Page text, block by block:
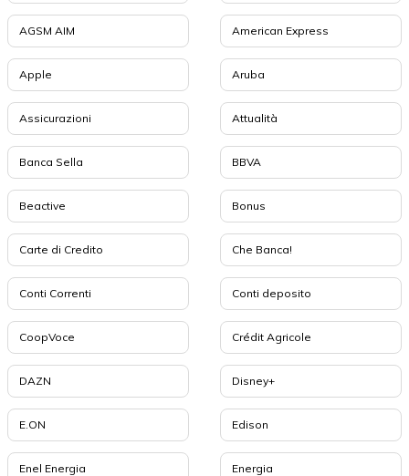
AGSM AIM American Express
Apple Aruba
Assicurazioni Attualità
Banca Sella BBVA
Beactive Bonus
Carte di Credito Che Banca!
Conti Correnti Conti deposito
CoopVoce Crédit Agricole
DAZN Disney+
E.ON Edison
Enel Energia Energia